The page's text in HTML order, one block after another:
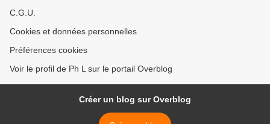
C.G.U.
Cookies et données personnelles
Préférences cookies
Voir le profil de Ph L sur le portail Overblog
Créer un blog sur Overblog